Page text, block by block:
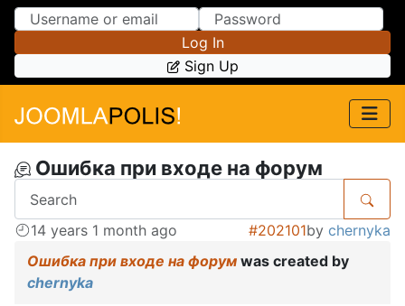
Skip to Content
Skip to Menu
Log In
Sign Up
Ошибка при входе на форум
14 years 1 month ago #202101by chernyka
Ошибка при входе на форум was created by
chernyka